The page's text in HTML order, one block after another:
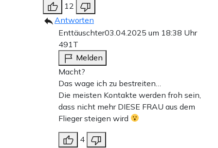
12
Antworten
Enttäuschter03.04.2025 um 18:38 Uhr
491T
Melden
Macht?
Das wage ich zu bestreiten…
Die meisten Kontakte werden froh sein,
dass nicht mehr DIESE FRAU aus dem
Flieger steigen wird
4